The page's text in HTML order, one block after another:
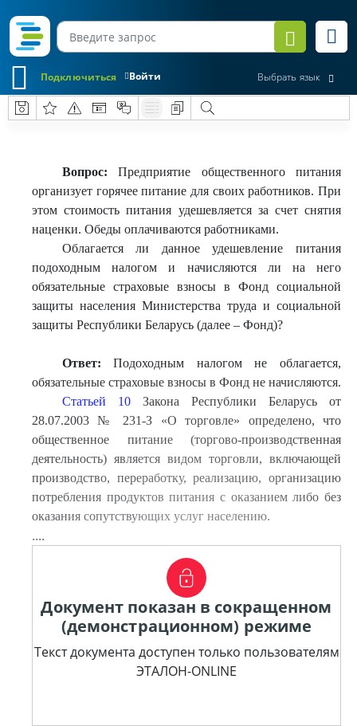
Войти
Подключиться Выбрать язык
Вопрос: Предприятие общественного питания
организует горячее питание для своих работников. При
этом стоимость питания удешевляется за счет снятия
наценки. Обеды оплачиваются работниками.
Облагается ли данное удешевление питания
подоходным налогом и начисляются ли на него
обязательные страховые взносы в Фонд социальной
защиты населения Министерства труда и социальной
защиты Республики Беларусь (далее – Фонд)?
Ответ: Подоходным налогом не облагается,
обязательные страховые взносы в Фонд не начисляются.
Статьей 10Закона Республики Беларусь от
28.07.2003 № 231-З «О торговле» определено, что
общественное питание (торгово-производственная
деятельность) является видом торговли, включающей
производство, переработку, реализацию, организацию
потребления продуктов питания с оказанием либо без
оказания сопутствующих услуг населению.
....
Документ показан в сокращенном
(демонстрационном) режиме
Текст документа доступен только пользователям
ЭТАЛОН-ONLINE